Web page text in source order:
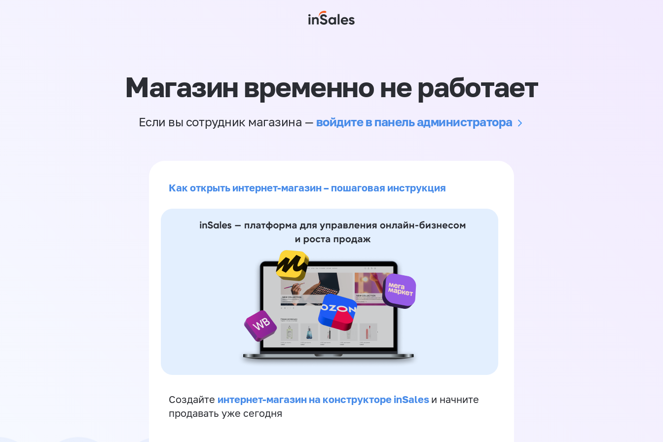
Магазин временно не работает
Если вы сотрудник магазина — войдите в панель администратора
Как открыть интернет-магазин – пошаговая инструкция
Создайте интернет-магазин на конструкторе inSales и начните
продавать уже сегодня